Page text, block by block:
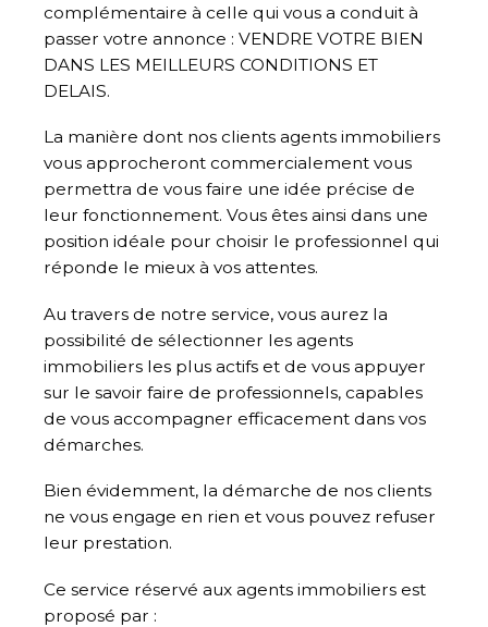
complémentaire à celle qui vous a conduit à
passer votre annonce : VENDRE VOTRE BIEN
DANS LES MEILLEURS CONDITIONS ET
DELAIS.
La manière dont nos clients agents immobiliers
vous approcheront commercialement vous
permettra de vous faire une idée précise de
leur fonctionnement. Vous êtes ainsi dans une
position idéale pour choisir le professionnel qui
réponde le mieux à vos attentes.
Au travers de notre service, vous aurez la
possibilité de sélectionner les agents
immobiliers les plus actifs et de vous appuyer
sur le savoir faire de professionnels, capables
de vous accompagner efficacement dans vos
démarches.
Bien évidemment, la démarche de nos clients
ne vous engage en rien et vous pouvez refuser
leur prestation.
Ce service réservé aux agents immobiliers est
proposé par :